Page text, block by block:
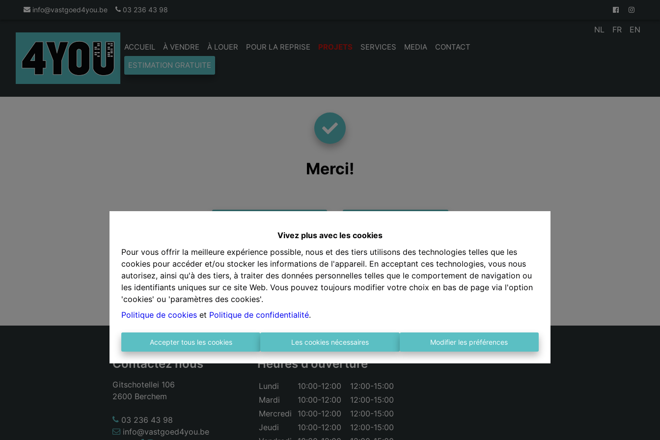
Vivez plus avec les cookies
Pour vous offrir la meilleure expérience possible, nous et des tiers utilisons des technologies telles que les
cookies pour accéder et/ou stocker les informations de l'appareil. En acceptant ces technologies, vous nous
autorisez, ainsi qu'à des tiers, à traiter des données personnelles telles que le comportement de navigation ou
les identifiants uniques sur ce site Web. Vous pouvez toujours modifier votre choix en bas de page via l'option
'cookies' ou 'paramètres des cookies'.
Politique de cookies et Politique de confidentialité.
Accepter tous les cookies Les cookies nécessaires Modifier les préférences
info@vastgoed4you.be 03 236 43 98
ACCUEIL À VENDRE À LOUER POUR LA REPRISE PROJETS SERVICES MEDIA
CONTACT
ESTIMATION GRATUITE
NL FR EN
Merci!
Contactez nous
Gitschotellei 106
2600 Berchem
03 236 43 98
info@vastgoed4you.be
Heures d'ouverture
Lundi 10:00-12:00
12:00-15:00
Mardi
10:00-12:00
12:00-15:00
Mercredi
10:00-12:00
12:00-15:00
Jeudi
10:00-12:00
12:00-15:00